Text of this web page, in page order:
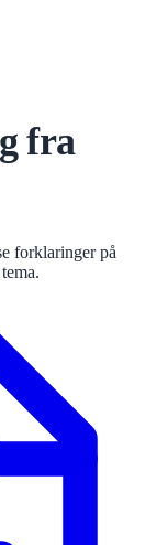
fra
forklaringer på